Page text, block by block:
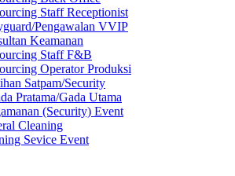
Staff Receptionist
Pengawalan VVIP
Keamanan
Staff F&B
Operator Produksi
Satpam/Security
Pratama/Gada Utama
(Security) Event
Cleaning
Sevice Event